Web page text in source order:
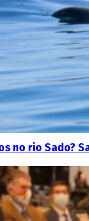
no rio Sado?